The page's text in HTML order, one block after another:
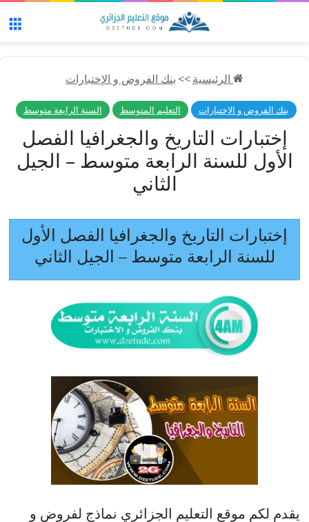
الرئيسية>>بنك الفروض و الإختبارات
بنك الفروض و الإختبارات التعليم المتوسط السنة الرابعة متوسط
إختبارات التاريخ والجغرافيا الفصل
الأول للسنة الرابعة متوسط – الجيل
الثاني
إختبارات التاريخ والجغرافيا الفصل الأول
للسنة الرابعة متوسط – الجيل الثاني
يقدم لكم موقع التعليم الجزائري نماذج لفروض و